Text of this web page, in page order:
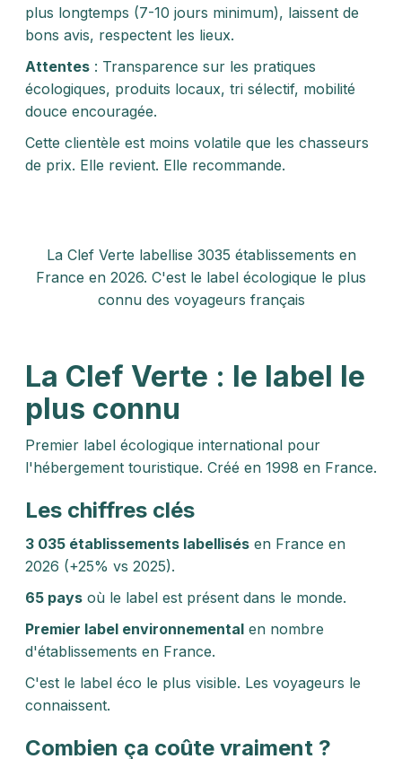
plus longtemps (7-10 jours minimum), laissent de
bons avis, respectent les lieux.
Attentes : Transparence sur les pratiques
écologiques, produits locaux, tri sélectif, mobilité
douce encouragée.
Cette clientèle est moins volatile que les chasseurs
de prix. Elle revient. Elle recommande.
La Clef Verte labellise 3035 établissements en
France en 2026. C'est le label écologique le plus
connu des voyageurs français
La Clef Verte : le label le
plus connu
Premier label écologique international pour
l'hébergement touristique. Créé en 1998 en France.
Les chiffres clés
3 035 établissements labellisés en France en
2026 (+25% vs 2025).
65 pays où le label est présent dans le monde.
Premier label environnemental en nombre
d'établissements en France.
C'est le label éco le plus visible. Les voyageurs le
connaissent.
Combien ça coûte vraiment ?